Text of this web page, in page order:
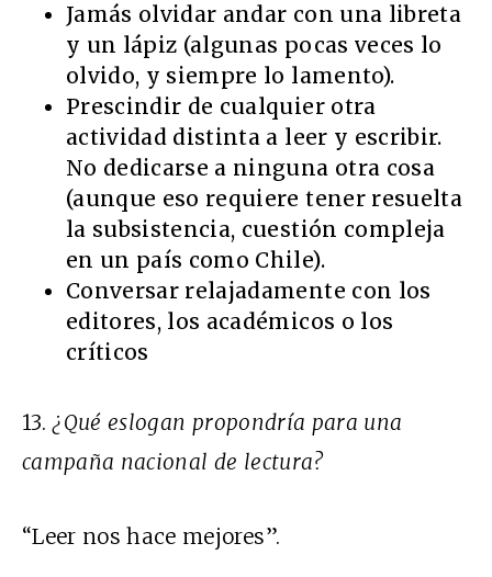
Jamás olvidar andar con una libreta
y un lápiz (algunas pocas veces lo
olvido, y siempre lo lamento).
Prescindir de cualquier otra
actividad distinta a leer y escribir.
No dedicarse a ninguna otra cosa
(aunque eso requiere tener resuelta
la subsistencia, cuestión compleja
en un país como Chile).
Conversar relajadamente con los
editores, los académicos o los
críticos
13.¿Qué eslogan propondría para una
campaña nacional de lectura?
“Leer nos hace mejores”.